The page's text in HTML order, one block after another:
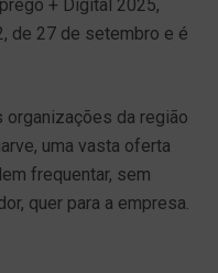
+ Digital 2025,
de 27 de setembro e é
organizações da região
uma vasta oferta
frequentar, sem
quer para a empresa.